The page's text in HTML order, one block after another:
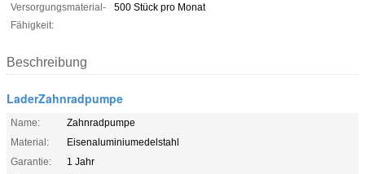
Versorgungsmaterial-
Fähigkeit:
500 Stück pro Monat
Beschreibung
LaderZahnradpumpe
Name:
Zahnradpumpe
Material:
Eisenaluminiumedelstahl
Garantie:
1 Jahr